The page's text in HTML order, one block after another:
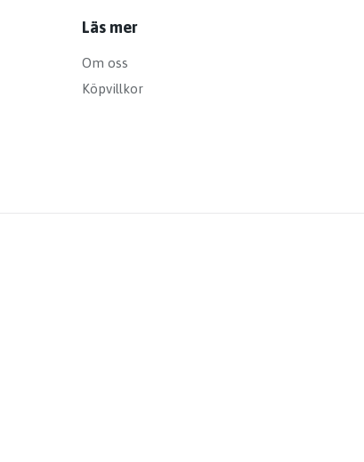
Läs mer
Om oss
Köpvillkor